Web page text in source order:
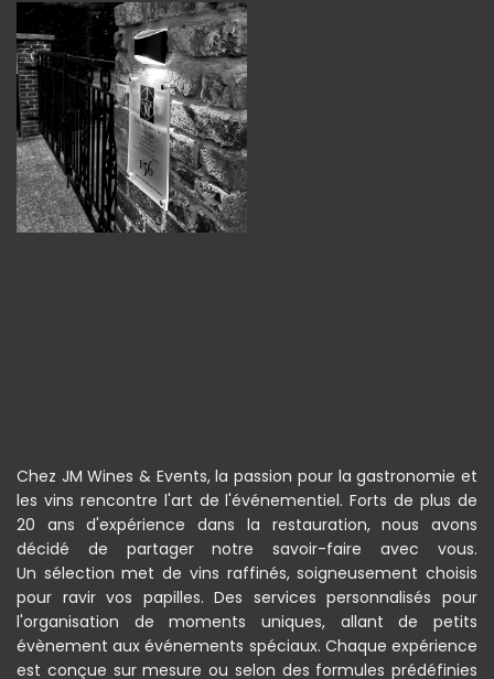
Chez JM Wines & Events, la passion pour la gastronomie et
les vins rencontre l'art de l'événementiel. Forts de plus de
20 ans d'expérience dans la restauration, nous avons
décidé de partager notre savoir-faire avec vous.
Un sélection met de vins raffinés, soigneusement choisis
pour ravir vos papilles. Des services personnalisés pour
l'organisation de moments uniques, allant de petits
évènement aux événements spéciaux. Chaque expérience
est conçue sur mesure ou selon des formules prédéfinies